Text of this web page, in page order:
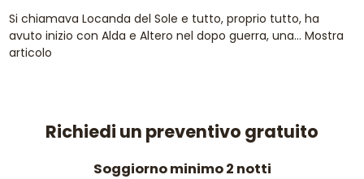
Si chiamava Locanda del Sole e tutto, proprio tutto, ha
avuto inizio con Alda e Altero nel dopo guerra, una...Mostra
articolo
Richiedi un preventivo gratuito
Soggiorno minimo 2 notti